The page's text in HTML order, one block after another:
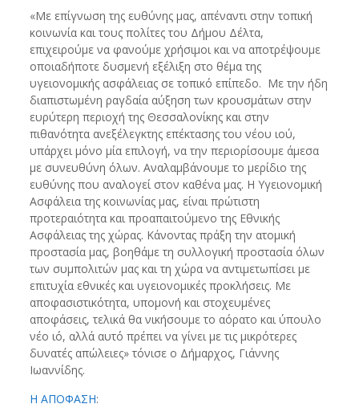
«Με επίγνωση της ευθύνης μας, απέναντι στην τοπική
κοινωνία και τους πολίτες του Δήμου Δέλτα,
επιχειρούμε να φανούμε χρήσιμοι και να αποτρέψουμε
οποιαδήποτε δυσμενή εξέλιξη στο θέμα της
υγειονομικής ασφάλειας σε τοπικό επίπεδο. Με την ήδη
διαπιστωμένη ραγδαία αύξηση των κρουσμάτων στην
ευρύτερη περιοχή της Θεσσαλονίκης και στην
πιθανότητα ανεξέλεγκτης επέκτασης του νέου ιού,
υπάρχει μόνο μία επιλογή, να την περιορίσουμε άμεσα
με συνευθύνη όλων. Αναλαμβάνουμε το μερίδιο της
ευθύνης που αναλογεί στον καθένα μας. Η Υγειονομική
Ασφάλεια της κοινωνίας μας, είναι πρώτιστη
προτεραιότητα και προαπαιτούμενο της Εθνικής
Ασφάλειας της χώρας. Κάνοντας πράξη την ατομική
προστασία μας, βοηθάμε τη συλλογική προστασία όλων
των συμπολιτών μας και τη χώρα να αντιμετωπίσει με
επιτυχία εθνικές και υγειονομικές προκλήσεις. Με
αποφασιστικότητα, υπομονή και στοχευμένες
αποφάσεις, τελικά θα νικήσουμε το αόρατο και ύπουλο
νέο ιό, αλλά αυτό πρέπει να γίνει με τις μικρότερες
δυνατές απώλειες» τόνισε ο Δήμαρχος, Γιάννης
Ιωαννίδης.
Η ΑΠΟΦΑΣΗ: